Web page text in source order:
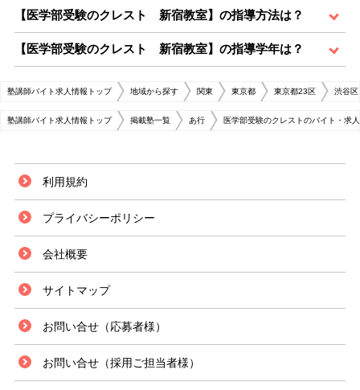
【医学部受験のクレスト 新宿教室】の指導方法は？
【医学部受験のクレスト 新宿教室】の指導学年は？
塾講師バイト求人情報トップ 地域から探す 関東 東京都 東京都23区 渋谷区
塾講師バイト求人情報トップ 掲載塾一覧 あ行 医学部受験のクレストのバイト・求
利用規約
プライバシーポリシー
会社概要
サイトマップ
お問い合せ（応募者様）
お問い合せ（採用ご担当者様）